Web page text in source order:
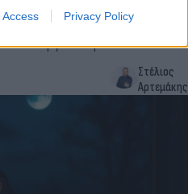
Access Privacy Policy
εντερικά βακτήρια αυξάνουν
λειτουργούν προστατευτικά.
Στέλιος
Αρτεμάκης